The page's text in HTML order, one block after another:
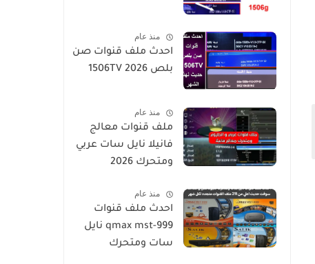
منذ عام
احدث ملف قنوات صن
بلص 1506TV 2026
منذ عام
ملف قنوات معالج
فانيلا نايل سات عربي
ومتحرك 2026
منذ عام
احدث ملف قنوات
qmax mst-999 نايل
سات ومتحرك